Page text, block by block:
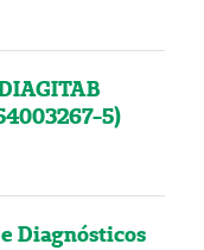
5)
Diagnósticos